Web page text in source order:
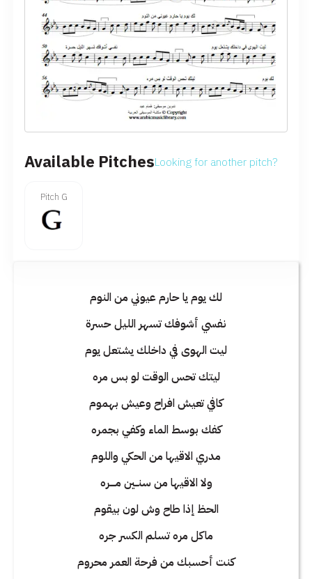
Available PitchesLooking for another pitch?
Pitch G
لك يوم يا حارم عيوني من النوم
نفسي أشوفك تسهر الليل حسرة
ليت الهوى في داخلك يشتعل يوم
ليتك تحس الوقت لو بس مره
كافي تعيش افراح وعيش بهموم
كفك بوسط الماء وكفي بجمره
مدري الاقيها من الحكي واللوم
ولا الاقيها من سنــين مــــره
الحظ إذا طاح وش لون بيقوم
ماكل مره تسلم الكسر جره
كنت أحسبك من فرحة العمر محروم